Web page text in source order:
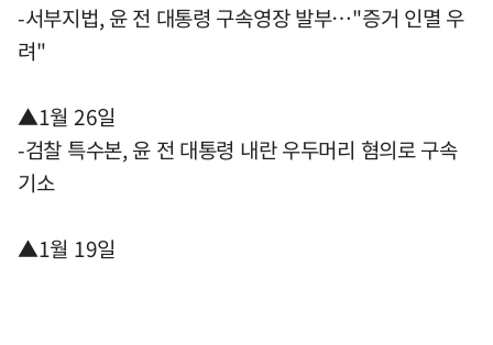
-서부지법, 윤 전 대통령 구속영장 발부…"증거 인멸 우
려"
▲1월 26일
-검찰 특수본, 윤 전 대통령 내란 우두머리 혐의로 구속
기소
▲1월 19일